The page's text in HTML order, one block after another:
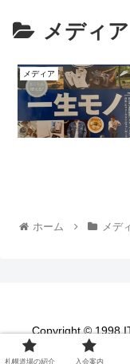
メディア
メディア
ホーム メデ
Copyright © 1998
札幌道場の紹介 入会案内